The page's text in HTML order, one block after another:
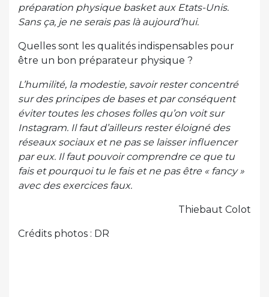
préparation physique basket aux Etats-Unis.
Sans ça, je ne serais pas là aujourd’hui.
Quelles sont les qualités indispensables pour
être un bon préparateur physique ?
L’humilité, la modestie, savoir rester concentré
sur des principes de bases et par conséquent
éviter toutes les choses folles qu’on voit sur
Instagram. Il faut d’ailleurs rester éloigné des
réseaux sociaux et ne pas se laisser influencer
par eux. Il faut pouvoir comprendre ce que tu
fais et pourquoi tu le fais et ne pas être « fancy »
avec des exercices faux.
Thiebaut Colot
Crédits photos : DR